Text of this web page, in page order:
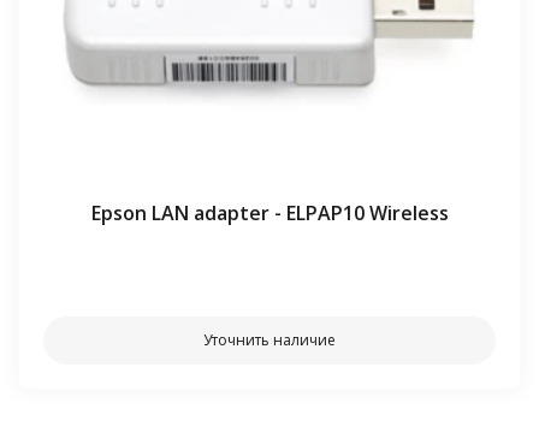
Epson LAN adapter - ELPAP10 Wireless
Уточнить наличие